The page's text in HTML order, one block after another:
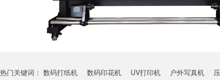
热门关键词： 数码打纸机 数码印花机 UV打印机 户外写真机